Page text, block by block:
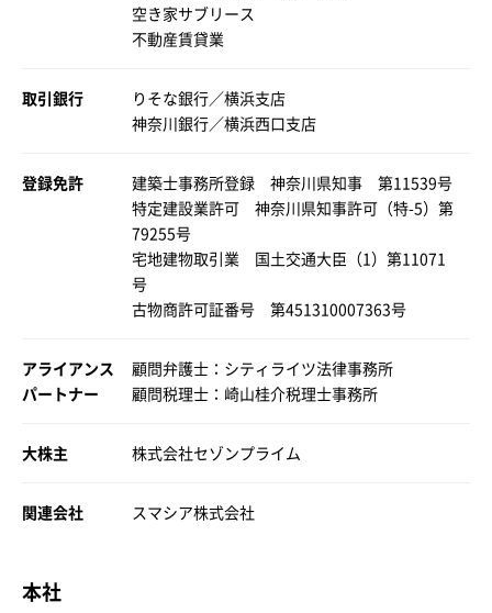
空き家サブリース
不動産賃貸業
取引銀行
りそな銀行／横浜支店
神奈川銀行／横浜西口支店
登録免許
建築士事務所登録 神奈川県知事 第11539号
特定建設業許可 神奈川県知事許可（特-5）第
79255号
宅地建物取引業 国土交通大臣（1）第11071
号
古物商許可証番号 第451310007363号
アライアンス
パートナー
顧問弁護士：シティライツ法律事務所
顧問税理士：崎山桂介税理士事務所
大株主 株式会社セゾンプライム
関連会社 スマシア株式会社
本社